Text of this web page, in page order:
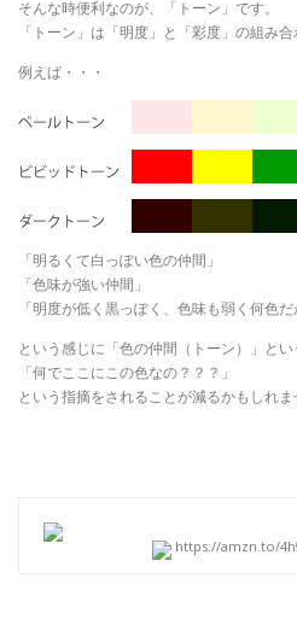
そんな時便利なのが、「トーン」です。
「トーン」は「明度」と「彩度」の組み合
例えば・・・
「明るくて白っぽい色の仲間」
「色味が強い仲間」
「明度が低く黒っぽく、色味も弱く何色
という感じに「色の仲間（トーン）」とい
「何でここにこの色なの？？？」
という指摘をされることが減るかもしれま
https://amzn.to/